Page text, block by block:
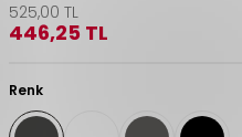
525,00 TL
446,25 TL
Renk